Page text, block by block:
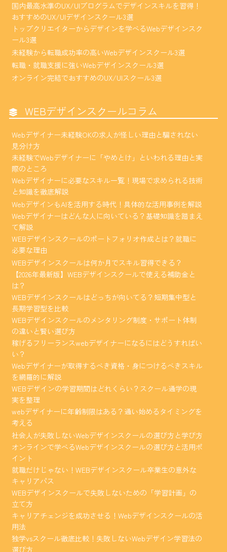
国内最高水準のUX/UIプログラムでデザインスキルを習得！
おすすめのUX/UIデザインスクール3選
トップクリエイターからデザインを学べるWebデザインスク
ール3選
未経験から転職成功率の高いWebデザインスクール3選
転職・就職支援に強いWebデザインスクール3選
オンライン完結でおすすめのUX/UIスクール3選
WEBデザインスクールコラム
Webデザイナー未経験OKの求人が怪しい理由と騙されない
見分け方
未経験でWebデザイナーに「やめとけ」といわれる理由と実
際のところ
Webデザイナーに必要なスキル一覧！現場で求められる技術
と知識を徹底解説
WebデザインもAIを活用する時代！具体的な活用事例を解説
Webデザイナーはどんな人に向いている？基礎知識を踏まえ
て解説
WEBデザインスクールのポートフォリオ作成とは？就職に
必要な理由
WEBデザインスクールは何か月でスキル習得できる？
【2026年最新版】WEBデザインスクールで使える補助金と
は？
WEBデザインスクールはどっちが向いてる？短期集中型と
長期学習型を比較
WEBデザインスクールのメンタリング制度・サポート体制
の違いと賢い選び方
稼げるフリーランスwebデザイナーになるにはどうすればい
い？
Webデザイナーが取得するべき資格・身につけるべきスキル
を網羅的に解説
WEBデザインの学習期間はどれくらい？スクール通学の現
実を整理
webデザイナーに年齢制限はある？通い始めるタイミングを
考える
社会人が失敗しないWebデザインスクールの選び方と学び方
オンラインで学べるWebデザインスクールの選び方と活用ポ
イント
就職だけじゃない！WEBデザインスクール卒業生の意外な
キャリアパス
WEBデザインスクールで失敗しないための「学習計画」の
立て方
キャリアチェンジを成功させる！Webデザインスクールの活
用法
独学vsスクール徹底比較！失敗しないWebデザイン学習法の
選び方